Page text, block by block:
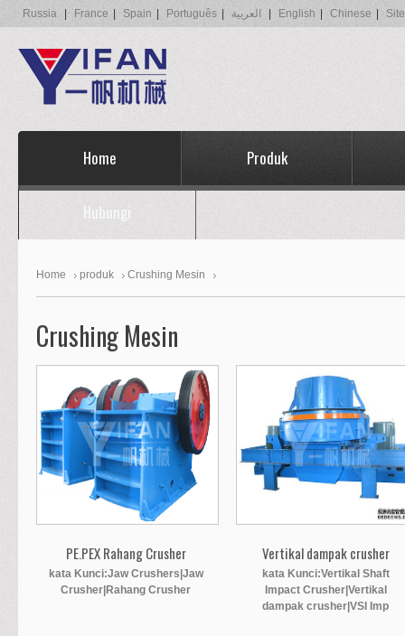
Russia France Spain Português العربية English Chinese
Home Produk
Hubungi
Home produk Crushing Mesin
Crushing Mesin
PE.PEX Rahang Crusher
kata Kunci:Jaw Crushers|Jaw
Crusher|Rahang Crusher
Vertikal dampak crusher
kata Kunci:Vertikal Shaft
Impact Crusher|Vertikal
dampak crusher|VSI Imp